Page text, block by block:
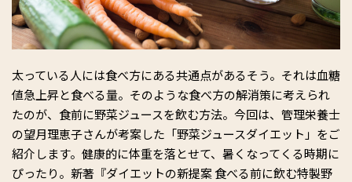
太っている人には食べ方にある共通点があるそう。それは血糖
値急上昇と食べる量。そのような食べ方の解消策に考えられ
たのが、食前に野菜ジュースを飲む方法。今回は、管理栄養士
の望月理恵子さんが考案した「野菜ジュースダイエット」をご
紹介します。健康的に体重を落とせて、暑くなってくる時期に
ぴったり。新著『ダイエットの新提案 食べる前に飲む特製野